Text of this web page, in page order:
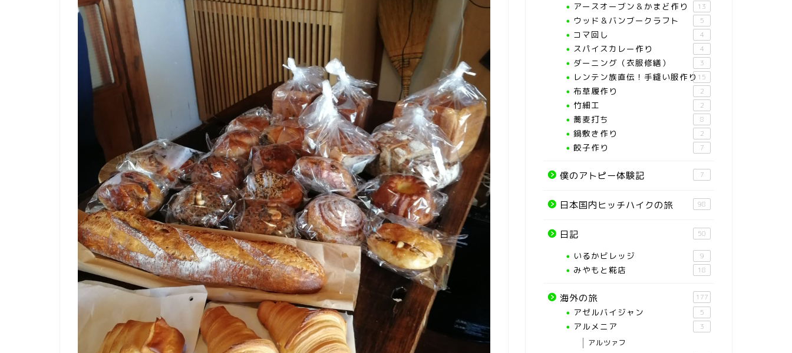
アースオーブン＆かまど作り 13
ウッド＆バンブークラフト 5
コマ回し 4
スパイスカレー作り 4
ダーニング（衣服修繕） 3
レンテン族直伝！手縫い服作り 15
布草履作り 2
竹細工 2
蕎麦打ち 8
鍋敷き作り 2
餃子作り 7
僕のアトピー体験記 7
日本国内ヒッチハイクの旅 98
日記 50
いるかビレッジ 9
みやもと糀店 18
海外の旅 177
アゼルバイジャン 5
アルメニア 3
アルツァフ